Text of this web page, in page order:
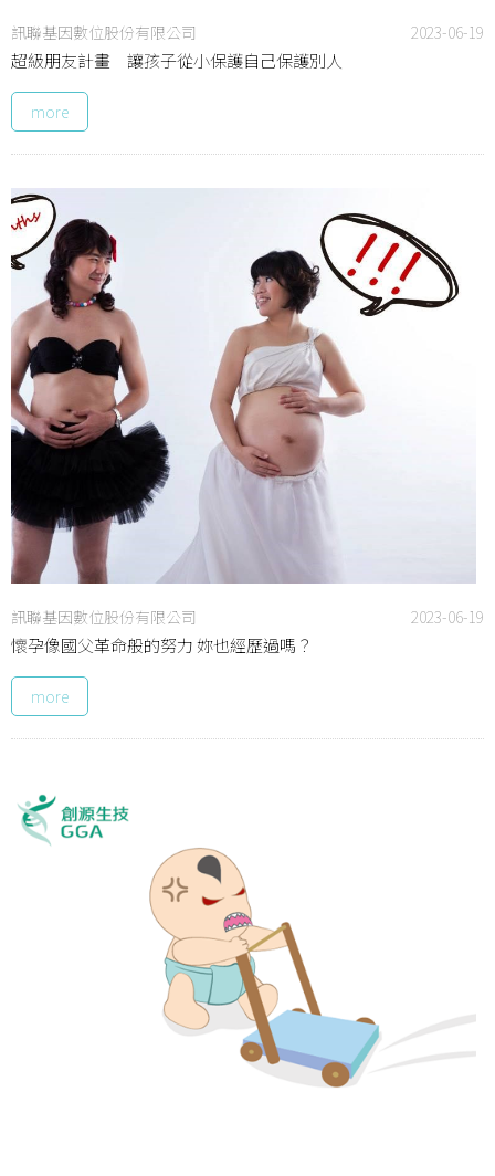
訊聯基因數位股份有限公司 2023-06-19
超級朋友計畫 讓孩子從小保護自己保護別人
more
訊聯基因數位股份有限公司 2023-06-19
懷孕像國父革命般的努力 妳也經歷過嗎？
more